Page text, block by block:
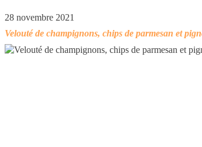
28 novembre 2021
Velouté de champignons, chips de parmesan et